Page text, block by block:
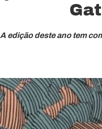
A edição deste ano tem